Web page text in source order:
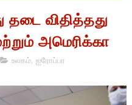
தடை விதித்தது
அமெரிக்கா
உலகம், ஐரோப்பா